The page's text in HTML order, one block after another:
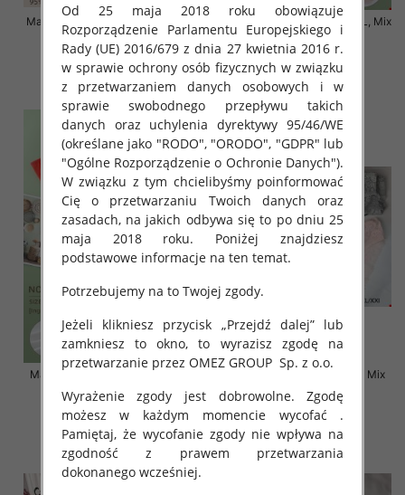
Majtki damskie Roz 4XL-5XL, Mix
kolor Paczka 24 szt
8.00 zł
szczegóły
Majtki damskie Roz 4XL-6XL, Mix
kolor Paczka 24 szt
8.00 zł
szczegóły
Majtki damskie Roz XL-2XL, Mix
kolor Paczka 24 szt
6.00 zł
szczegóły
Majtki damskie Roz S-2XL, Mix
kolor Paczka 24 szt
5.80 zł
szczegóły
Od 25 maja 2018 roku obowiązuje
Rozporządzenie Parlamentu Europejskiego i
Rady (UE) 2016/679 z dnia 27 kwietnia 2016 r.
w sprawie ochrony osób fizycznych w związku
z przetwarzaniem danych osobowych i w
sprawie swobodnego przepływu takich
danych oraz uchylenia dyrektywy 95/46/WE
(określane jako "RODO", "ORODO", "GDPR" lub
"Ogólne Rozporządzenie o Ochronie Danych").
W związku z tym chcielibyśmy poinformować
Cię o przetwarzaniu Twoich danych oraz
zasadach, na jakich odbywa się to po dniu 25
maja 2018 roku. Poniżej znajdziesz
podstawowe informacje na ten temat.
Potrzebujemy na to Twojej zgody.
Jeżeli klikniesz przycisk „Przejdź dalej” lub
zamkniesz to okno, to wyrazisz zgodę na
przetwarzanie przez OMEZ GROUP Sp. z o.o.
Wyrażenie zgody jest dobrowolne. Zgodę
możesz w każdym momencie wycofać .
Pamiętaj, że wycofanie zgody nie wpływa na
zgodność z prawem przetwarzania
dokonanego wcześniej.